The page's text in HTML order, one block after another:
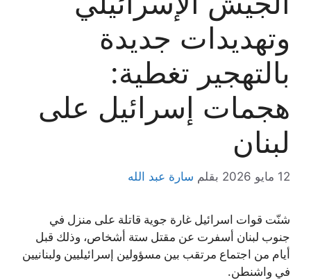
وتهديدات جديدة
بالتهجير تغطية:
هجمات إسرائيل على
لبنان
12 مايو 2026 بقلم سارة عبد الله
شنّت قوات اسرائيل غارة جوية قاتلة على منزل في
جنوب لبنان أسفرت عن مقتل ستة أشخاص، وذلك قبل
أيام من اجتماع مرتقب بين مسؤولين إسرائيليين ولبنانيين
في واشنطن.